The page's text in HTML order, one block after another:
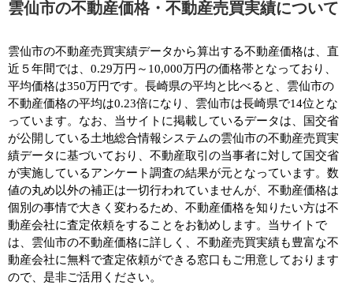
雲仙市の不動産価格・不動産売買実績について
雲仙市の不動産売買実績データから算出する不動産価格は、直
近５年間では、0.29万円～10,000万円の価格帯となっており、
平均価格は350万円です。長崎県の平均と比べると、雲仙市の
不動産価格の平均は0.23倍になり、雲仙市は長崎県で14位とな
っています。なお、当サイトに掲載しているデータは、国交省
が公開している土地総合情報システムの雲仙市の不動産売買実
績データに基づいており、不動産取引の当事者に対して国交省
が実施しているアンケート調査の結果が元となっています。数
値の丸め以外の補正は一切行われていませんが、不動産価格は
個別の事情で大きく変わるため、不動産価格を知りたい方は不
動産会社に査定依頼をすることをお勧めします。当サイトで
は、雲仙市の不動産価格に詳しく、不動産売買実績も豊富な不
動産会社に無料で査定依頼ができる窓口もご用意しております
ので、是非ご活用ください。